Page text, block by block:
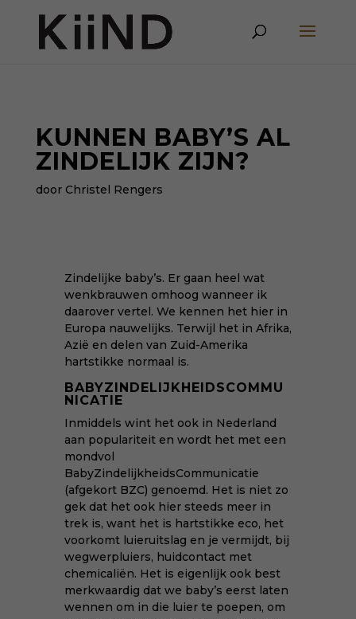
KUNNEN BABY’S AL
ZINDELIJK ZIJN?
door Christel Rengers
Zindelijke baby’s. Er gaan heel wat
wenkbrauwen omhoog wanneer ik
daarover vertel. We kennen het hier in
Europa nauwelijks. Terwijl het in Afrika,
Azië en delen van Zuid-Amerika
hartstikke normaal is.
BABYZINDELIJKHEIDSCOMMU
NICATIE
Inmiddels wint het ook in Nederland
aan populariteit en wordt het met een
mondvol
BabyZindelijkheidsCommunicatie
(afgekort BZC) genoemd. Het is niet zo
gek dat het ook hier steeds meer in
trek is, want het is hartstikke eco, het
voorkomt luieruitslag en je vermijdt, bij
wegwerpluiers, huidcontact met
chemicaliën. Het is eigenlijk ook best
merkwaardig dat we baby’s eerst laten
wennen om in die luier te poepen, om